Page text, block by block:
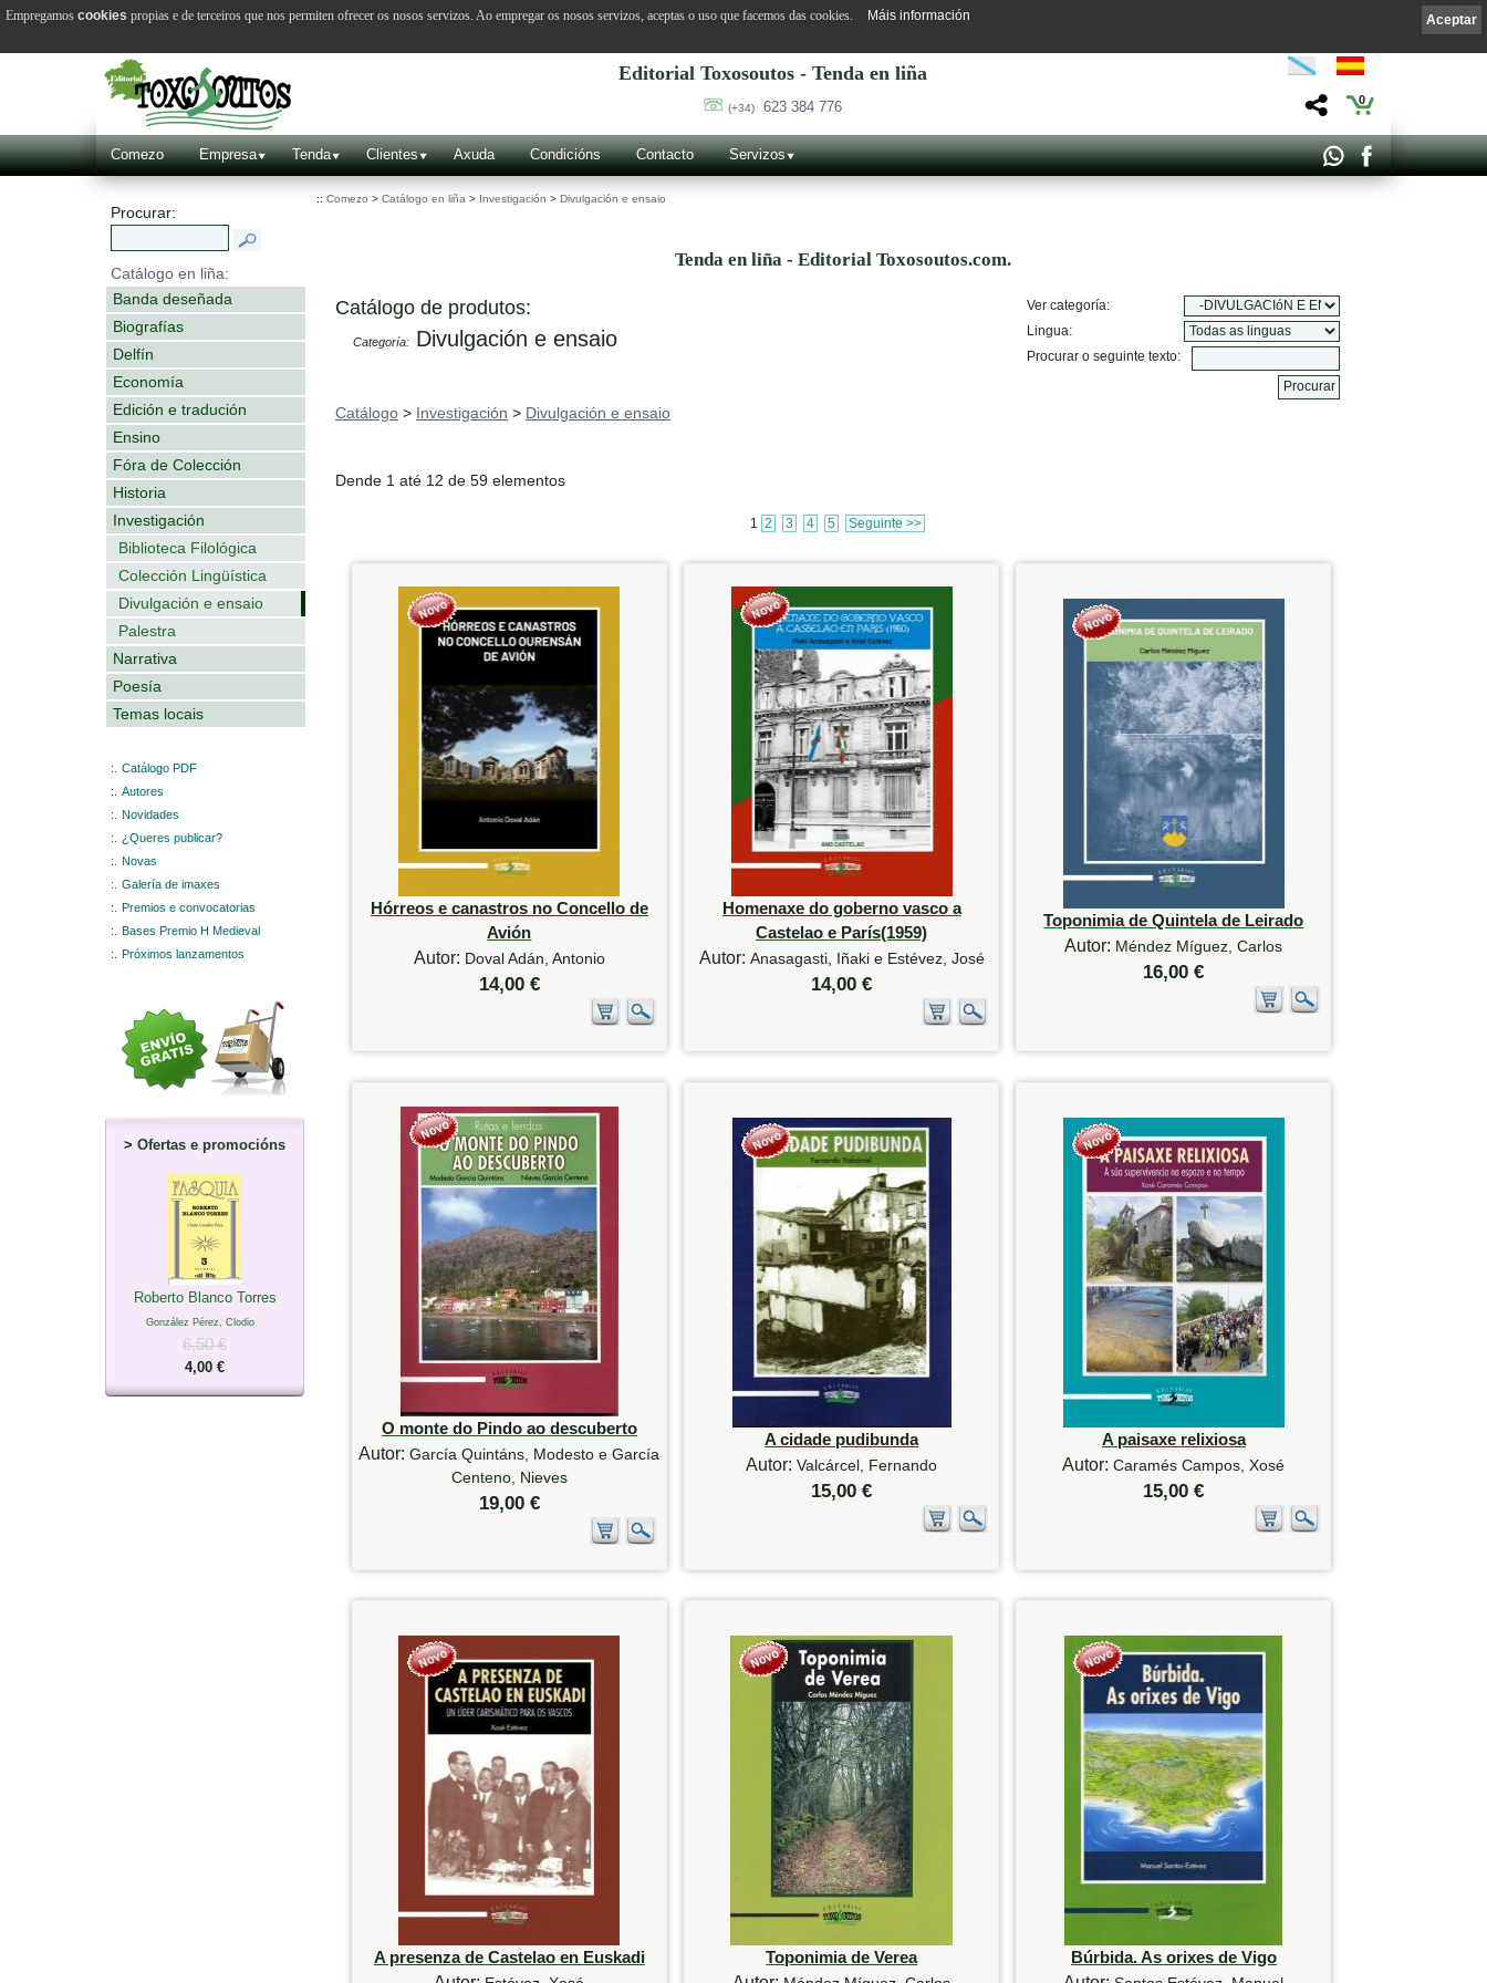
Editorial Toxosoutos - Tenda en liña
(+34) 623 384 776 0
Comezo Empresa Tenda Clientes Axuda Condicións Contacto Servizos
Procurar:
Catálogo en liña:
Banda deseñada
Biografías
Delfín
Economía
Edición e tradución
Ensino
Fóra de Colección
Historia
Investigación
Biblioteca Filológica
Colección Lingüística
Divulgación e ensaio
Palestra
Narrativa
Poesía
Temas locais
:.
Catálogo PDF
:.
Autores
:.
Novidades
:.
¿Queres publicar?
:.
Novas
:.
Galería de imaxes
:.
Premios e convocatorias
:.
Bases Premio H Medieval
:.
Próximos lanzamentos
> Ofertas e promocións
Roberto Blanco Torres
González Pérez, Clodio
6,50 €
4,00 €
:: Comezo > Catálogo en liña > Investigación > Divulgación e ensaio
Tenda en liña - Editorial Toxosoutos.com.
Catálogo de produtos:
Categoría: Divulgación e ensaio
Ver categoría:
Lingua:
Procurar o seguinte texto:
Catálogo > Investigación > Divulgación e ensaio
Dende 1 até 12 de 59 elementos
1 2 3 4 5 Seguinte >>
Hórreos e canastros no Concello de
Avión
Autor: Doval Adán, Antonio
14,00 €
Homenaxe do goberno vasco a
Castelao e París(1959)
Autor: Anasagasti, Iñaki e Estévez, José
14,00 €
Toponimia de Quintela de Leirado
Autor: Méndez Míguez, Carlos
16,00 €
O monte do Pindo ao descuberto
Autor:García Quintáns, Modesto e García
Centeno, Nieves
19,00 €
A cidade pudibunda
Autor:Valcárcel, Fernando
15,00 €
A paisaxe relixiosa
Autor:Caramés Campos, Xosé
15,00 €
A presenza de Castelao en Euskadi
Toponimia de Verea
Búrbida. As orixes de Vigo
Aceptar
Empregamos cookies propias e de terceiros que nos permiten ofrecer os nosos servizos. Ao empregar os nosos servizos, aceptas o uso que facemos das cookies. Máis información